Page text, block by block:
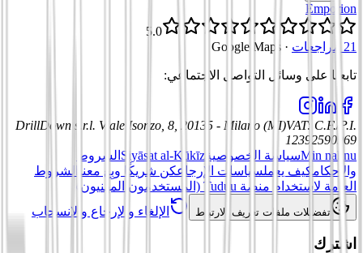
Emporion
5.0
21 مراجعات
·
Google Maps
تابعنا على وسائل التواصل الاجتماعي:
DrillDown s.r.l. Viale Isonzo, 8, 20135 - Milano (MI)VAT: C.F./P.I.
12392590969
Min nahnuسياسة الخصوصية Siyāsat al-Kūkīz الشروط
والأحكامكيف يعملسياسات الإرجاعكن شريكًا وبِع معنا
الشروط
العامة لاستخدام منصة Tuduu (المستخدمون المهنيون)
تفضيلات ملفات تعريف الارتباط الإلغاء والإرجاع والانسحاب
اشترك